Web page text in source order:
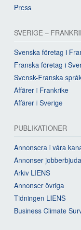
Press
SVERIGE –
Svenska företag i
Franska företag i
Svensk-Franska
Affärer i Frankrike
Affärer i Sverige
PUBLIKATIONER
Annonsera i våra
Annonser
Arkiv LIENS
Annonser övriga
Tidningen LIENS
Business Climate